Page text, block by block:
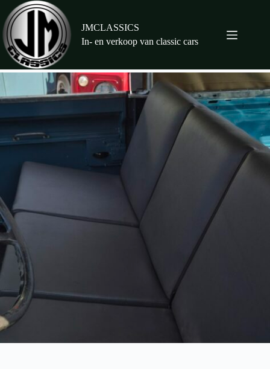
naar
de
inhoud
JMCLASSICS
In- en verkoop van classic cars